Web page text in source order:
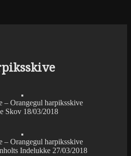
– Orangegul harpiksskive
Skov 18/03/2018
– Orangegul harpiksskive
Indelukke 27/03/2018